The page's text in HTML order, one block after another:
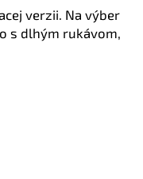
verzii. Na výber
s dlhým rukávom,